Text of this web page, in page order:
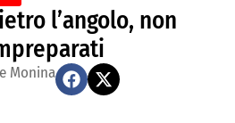
l’angolo, non
Monina